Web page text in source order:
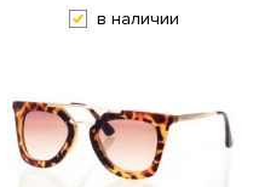
в наличии